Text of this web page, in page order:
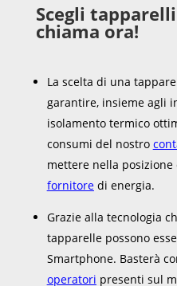
Scegli
chiama ora!
La scelta di una
garantire, insieme agli
isolamento termico
consumi del nostro
mettere nella
fornitoredi energia.
Grazie alla tecnologia
tapparelle possono
Smartphone. Basterà
operatori presenti sul